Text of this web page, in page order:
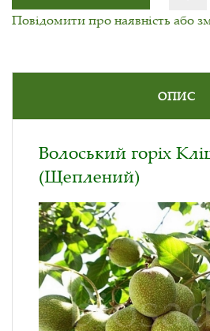
Повідомити про наявність або
ОПИС
Волоський горіх
(Щеплений)